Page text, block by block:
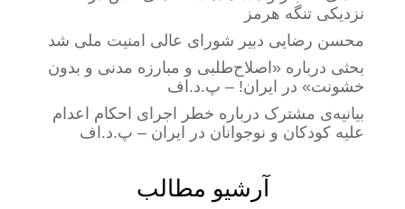
نزدیکی تنگه هرمز
محسن رضایی دبیر شورای عالی امنیت ملی شد
بحثی درباره «اصلاح‌طلبی و مبارزه مدنی و بدون
خشونت» در ایران! – پ.د.اف
بیانیه‌ی مشترک درباره خطر اجرای احکام اعدام
علیه کودکان و نوجوانان در ایران – پ.د.اف
آرشیو مطالب